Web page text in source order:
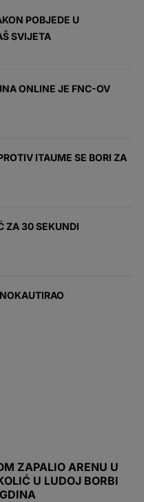
POBJEDE U
SVIJETA
ONLINE JE FNC-OV
ITAUME SE BORI ZA
ZA 30 SEKUNDI
ZAPALIO ARENU U
U LUDOJ BORBI